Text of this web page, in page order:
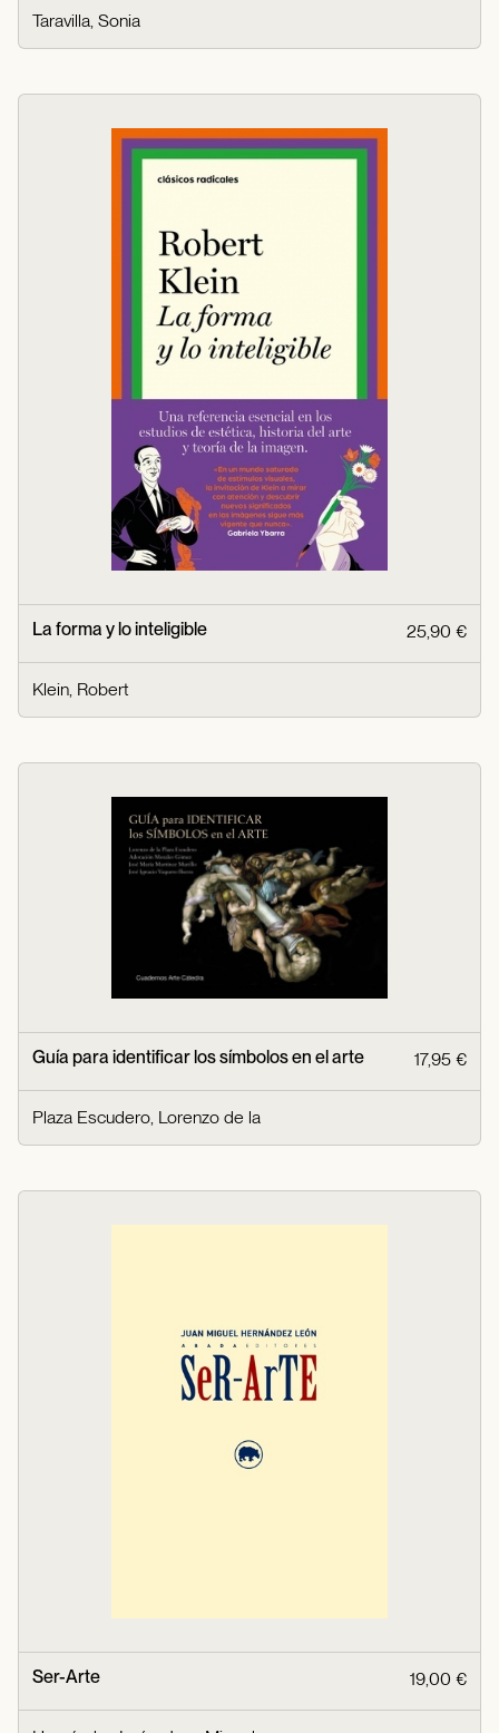
Taravilla, Sonia
La forma y lo inteligible 25,90 €
Klein, Robert
Guía para identificar los símbolos en el arte 17,95 €
Plaza Escudero, Lorenzo de la
Ser-Arte 19,00 €